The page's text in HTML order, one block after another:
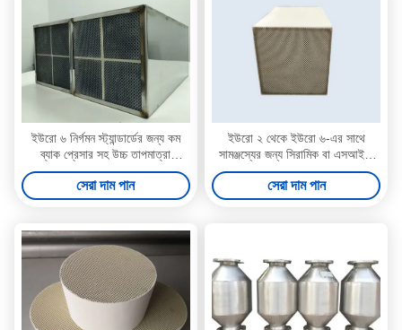
ইউরো ৬ নির্গমন স্ট্যান্ডার্ডের জন্য কম
ব্যাক প্রেসার সহ উচ্চ তাপমাত্রা
প্রতিরোধক অনুঘটক DPF
সেরা দাম পান
ইউরো ২ থেকে ইউরো ৬-এর সাথে
সামঞ্জস্যের জন্য সিরামিক বা এসআইসি
উপাদান বিপরীতমুখী ডিপিএফ
সেরা দাম পান